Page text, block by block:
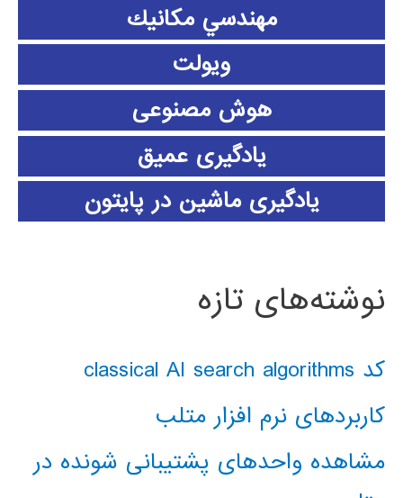
مهندسي مكانيك
ویولت
هوش مصنوعی
یادگیری عمیق
یادگیری ماشین در پایتون
نوشته‌های تازه
کد classical AI search algorithms
کاربردهای نرم افزار متلب
مشاهده واحدهای پشتیبانی شونده در